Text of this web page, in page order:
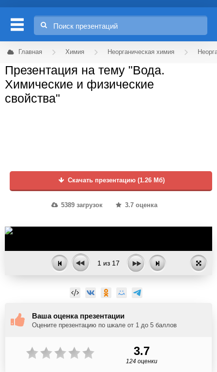
Главная Химия Неорганическая химия
Презентация на тему "Вода.
Химические и физические
свойства"
Скачать презентацию (1.26 Мб)
5389 загрузок 3.7 оценка
1 из 17
Ваша оценка презентации
Оцените презентацию по шкале от 1 до 5 баллов
3.7
124 оценки